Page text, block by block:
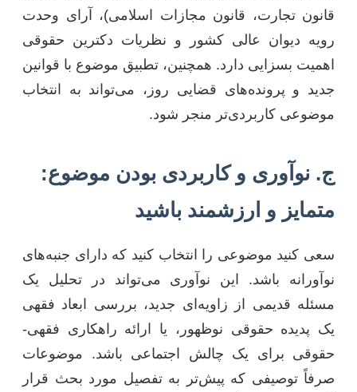
قانون تجارت، قانون مجازات اسلامی)، آرای وحدت
رویه دیوان عالی کشور و نظریات دکترین حقوقی
اهمیت بسزایی دارد. همچنین، تطبیق موضوع با قوانین
جدید و پرونده‌های قضایی روز، می‌تواند به انتخاب
موضوعی کاربردی‌تر منجر شود.
ج. نوآوری و کاربردی بودن موضوع:
متمایز و ارزشمند باشید
سعی کنید موضوعی را انتخاب کنید که دارای جنبه‌های
نوآورانه باشد. این نوآوری می‌تواند در تحلیل یک
مسئله قدیمی از زاویه‌ای جدید، بررسی ابعاد فقهی
یک پدیده حقوقی نوظهور، یا ارائه راهکاری فقهی-
حقوقی برای یک چالش اجتماعی باشد. موضوعات
صرفاً توصیفی که پیش‌تر به تفصیل مورد بحث قرار